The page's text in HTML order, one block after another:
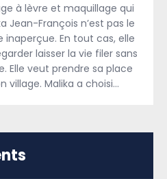
à lèvre et maquillage qui
Jean-François n’est pas le
inaperçue. En tout cas, elle
laisser la vie filer sans
Elle veut prendre sa place
village. Malika a choisi…